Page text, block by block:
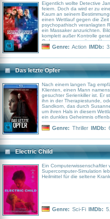
Eigentlich wollte Detective
feiern. Doch da wird er zu
Kaum an seinem
einen Wettlauf gegen die
psychopathisch veranlagten
ein Massaker anzurichten.
komplett außer Kontrolle
Ordnung sorgen müsse. Um
Polizeiuniform samt
versuchen jemanden zu
Genre: Action IMDb:
Das letzte Opfer
Nach einem langen Tag
Klienten, einen Mann
gesuchter Serienkiller ist. Er
ihn in der Therapiestunde,
Sandkorn, das durch
um ihren Hals in diesem
ein dunkles Geheimnis
Genre: Thriller IMDb:
Electric Child
Ein Computerwissenschaftler
Supercomputer-Simulation
Heilmittel für die seltene
Genre: Sci-Fi IMDb: